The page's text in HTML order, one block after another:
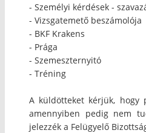
- Személyi kérdések -
- Vizsgatemető beszámolója
- BKF Krakens
- Prága
- Szemeszternyitó
- Tréning
A küldötteket kérjük, hogy
amennyiben pedig nem
jelezzék a Felügyelő